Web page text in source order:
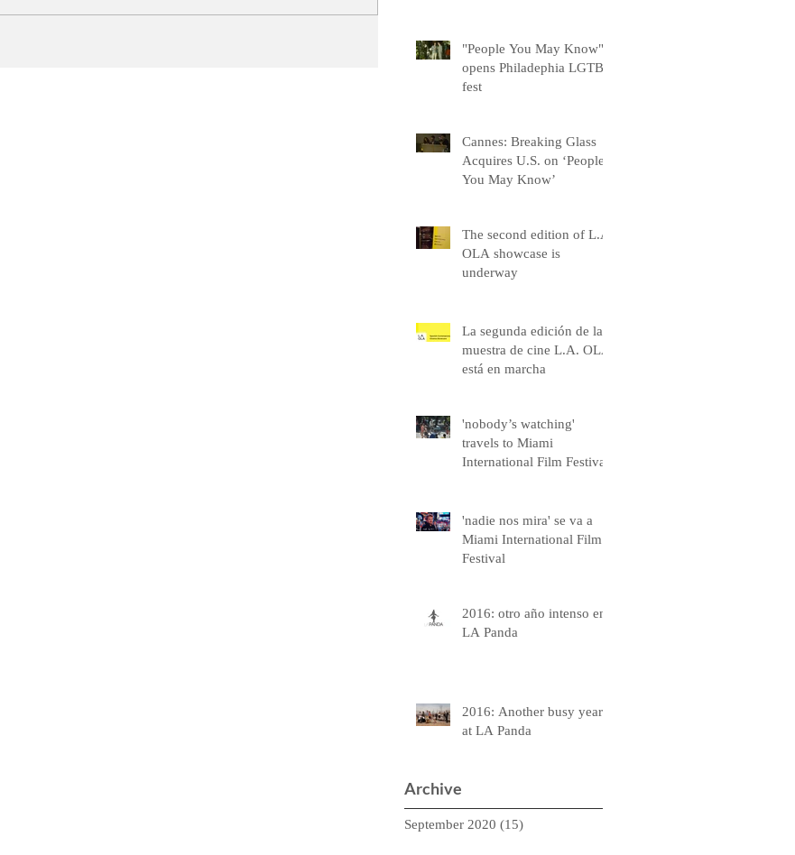
"People You May Know"
opens Philadephia LGTB
fest
Cannes: Breaking Glass
Acquires U.S. on ‘People
You May Know’
The second edition of L.A.
OLA showcase is
underway
La segunda edición de la
muestra de cine L.A. OLA
está en marcha
'nobody’s watching'
travels to Miami
International Film Festival
'nadie nos mira' se va a
Miami International Film
Festival
2016: otro año intenso en
LA Panda
2016: Another busy year
at LA Panda
Archive
September 2020 (15)